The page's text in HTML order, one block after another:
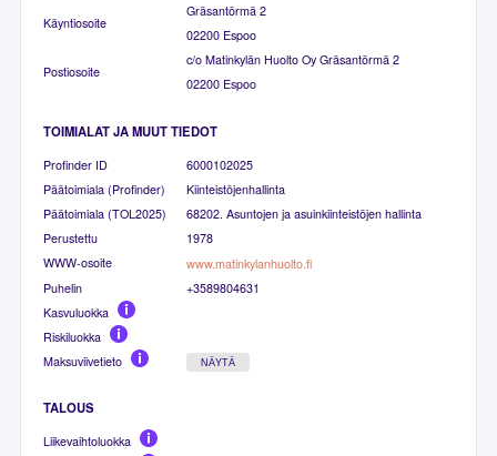
Käyntiosoite
Gräsantörmä 2
02200 Espoo
Postiosoite
c/o Matinkylän Huolto Oy Gräsantörmä 2
02200 Espoo
TOIMIALAT JA MUUT TIEDOT
Profinder ID
6000102025
Päätoimiala (Profinder)
Kiinteistöjenhallinta
Päätoimiala (TOL2025)
68202. Asuntojen ja asuinkiinteistöjen hallinta
Perustettu
1978
WWW-osoite
www.matinkylanhuolto.fi
Puhelin
+3589804631
Kasvuluokka
Riskiluokka
Maksuviivetieto
NÄYTÄ
TALOUS
Liikevaihtoluokka